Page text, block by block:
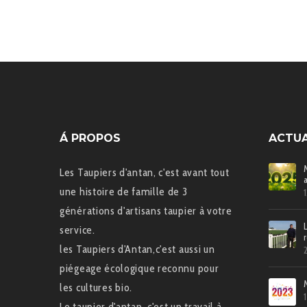
Á PROPOS
Les Taupiers d'antan, c'est avant tout
une histoire de famille de 3
générations d'artisans taupier à votre
service.
les Taupiers d'Antan,c'est aussi un
piégeage écologique reconnu pour
les cultures bio.